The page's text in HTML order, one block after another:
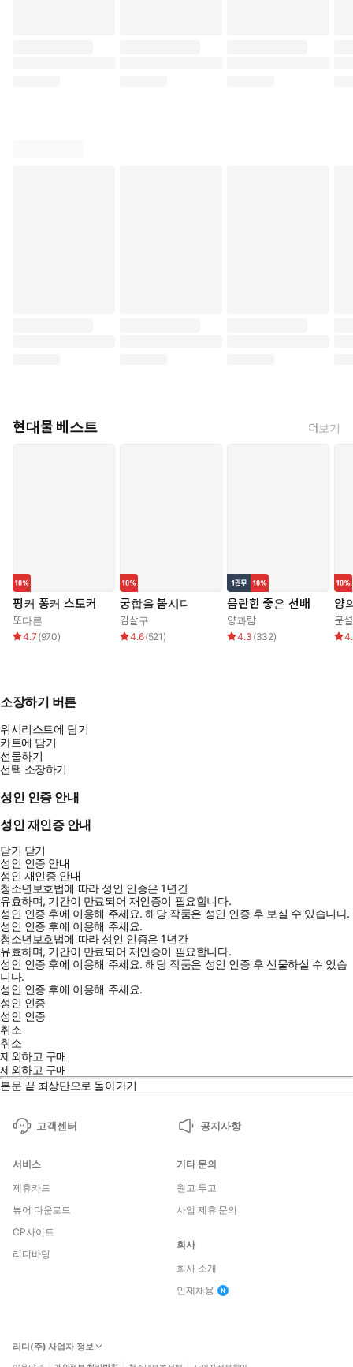
현대물 베스트 더보기
핑커 퐁커 스토커
또다른
4.7 (970)
궁합을 봅시다
김살구
4.6(521 )
음란한 좋은 선배
양과람
4.3 (332)
양
문
소장하기 버튼
위시리스트에 담기
카트에 담기
선물하기
선택 소장하기
성인 인증 안내
성인 재인증 안내
닫기 닫기
성인 인증 안내
성인 재인증 안내
청소년보호법에 따라 성인 인증은 1년간
유효하며, 기간이 만료되어 재인증이 필요합니다.
성인 인증 후에 이용해 주세요.해당 작품은 성인 인증 후 보실 수 있습니다.
성인 인증 후에 이용해 주세요.
청소년보호법에 따라 성인 인증은 1년간
유효하며, 기간이 만료되어 재인증이 필요합니다.
성인 인증 후에 이용해 주세요.해당 작품은 성인 인증 후 선물하실 수 있습
니다.
성인 인증 후에 이용해 주세요.
성인 인증
성인 인증
취소
취소
제외하고 구매
제외하고 구매
본문 끝 최상단으로 돌아가기
고객센터 공지사항
서비스
제휴카드
뷰어 다운로드
CP사이트
리디바탕
기타 문의
원고 투고
사업 제휴 문의
회사
회사 소개
인재채용
리디(주) 사업자 정보